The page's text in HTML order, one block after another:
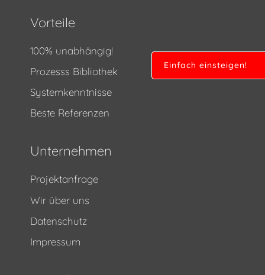
Einfach einsteigen!
Vorteile
100% unabhängig!
Prozesss Bibliothek
Systemkenntnisse
Beste Referenzen
Unternehmen
Projektanfrage
Wir über uns
Datenschutz
Impressum